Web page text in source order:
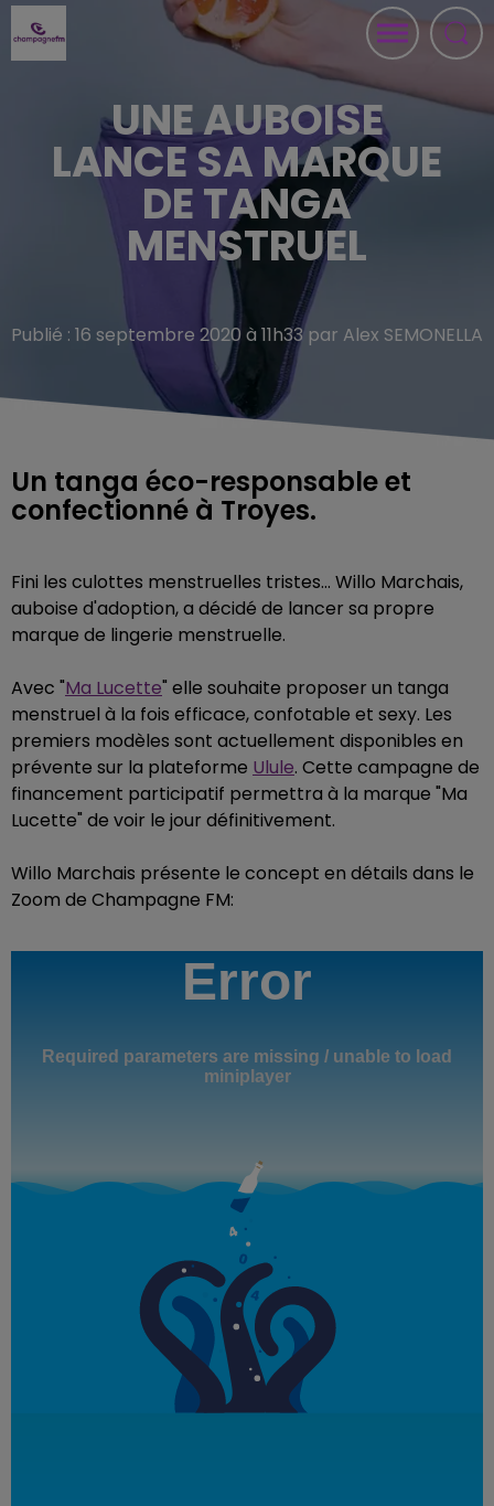
UNE AUBOISE
LANCE SA MARQUE
DE TANGA
MENSTRUEL
Publié : 16 septembre 2020 à 11h33 par Alex SEMONELLA
Un tanga éco-responsable et
confectionné à Troyes.
Fini les culottes menstruelles tristes... Willo Marchais,
auboise d'adoption, a décidé de lancer sa propre
marque de lingerie menstruelle.
Avec "Ma Lucette" elle souhaite proposer un tanga
menstruel à la fois efficace, confotable et sexy. Les
premiers modèles sont actuellement disponibles en
prévente sur la plateforme Ulule. Cette campagne de
financement participatif permettra à la marque "Ma
Lucette" de voir le jour définitivement.
Willo Marchais présente le concept en détails dans le
Zoom de Champagne FM: